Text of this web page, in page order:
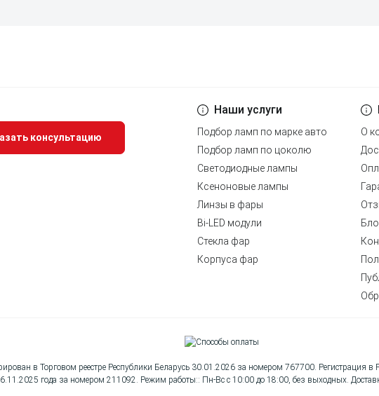
консультацию
Наши услуги
Подбор ламп по марке авто
Подбор ламп по цоколю
Светодиодные лампы
Ксеноновые лампы
Линзы в фары
Bi-LED модули
Стекла фар
Корпуса фар
О
в Торговом реестре Республики Беларусь 30.01.2026 за номером 767700. Регистрация
года за номером 211092. Режим работы:: Пн-Вс с 10:00 до 18:00, без выходных.